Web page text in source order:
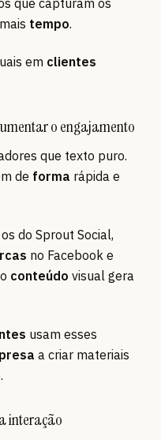
que capturam os
tempo.
em clientes
o engajamento
que texto puro.
de forma rápida e
do Sprout Social,
no Facebook e
conteúdo visual gera
usam esses
a criar materiais
.
interação